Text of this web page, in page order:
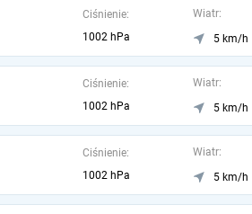
Ciśnienie:
1002 hPa
Wiatr:
5 km/h
Ciśnienie:
1002 hPa
Wiatr:
5 km/h
Ciśnienie:
1002 hPa
Wiatr:
5 km/h